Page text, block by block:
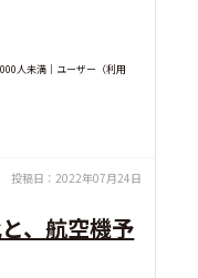
人未満｜ユーザー（利用
投稿日： 2022年07月24日
、航空機予